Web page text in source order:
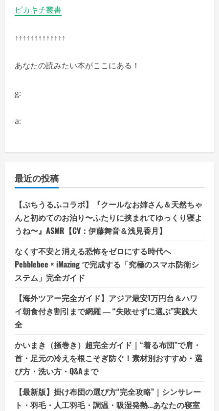
ピカキチ叢書
↑↑↑↑↑↑↑↑↑↑↑↑↑
あなたの読みたい本がここにある！
g:
a:
最近の投稿
【ぷちうるふコラボ】『クールなお姉さん＆天然ちゃ
んと初めてのお泊り〜ふたりに挟まれてゆっくり寝よ
うね〜』ASMR【CV：伊藤舞音＆浅見香月】
なくす不安と消える恐怖をゼロにする時代へ
Pebblebee × iMazing で完成する「究極のスマホ防衛シ
ステム」完全ガイド
【海外ツアー完全ガイド】アジア最安1万円台＆ハワ
イ朝食付き割引まで網羅 ― “失敗せずに選ぶ”実践大
全
かいまき（掻巻き）超完全ガイド｜“着る布団”で肩・
首・足元の冷えを根こそぎ防ぐ！素材別おすすめ・選
び方・洗い方・Q&Aまで
【最新版】掛け布団の選び方“完全攻略”｜シンサレー
ト・羽毛・人工羽毛・調温・吸湿発熱…あなたの寝室